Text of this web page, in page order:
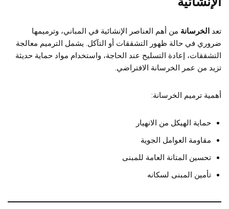
تعد الخرسانة من أهم العناصر الإنشائية في المباني، وترميمها
ضروري في حالة ظهور التشققات أو التآكل. يشمل الترميم معالجة
التشققات، إعادة التسليح عند الحاجة، واستخدام مواد حماية حديثة
تزيد من عمر الخرسانة الافتراضي.
أهمية ترميم الخرسانة:
حماية الهيكل من الانهيار
مقاومة العوامل الجوية
تحسين المتانة العامة للمبنى
تأمين المبنى لسكانه